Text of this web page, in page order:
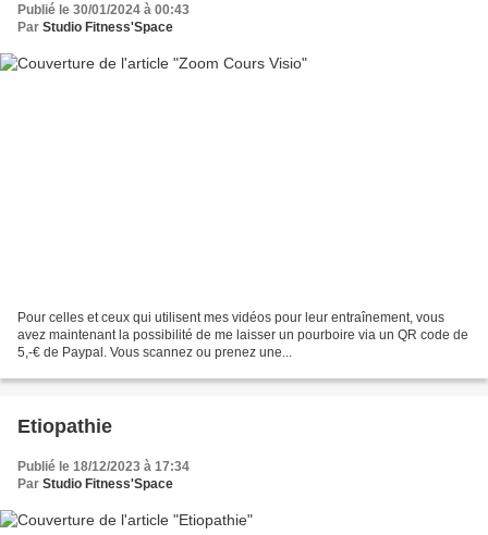
Publié le 30/01/2024 à 00:43
Par Studio Fitness'Space
Pour celles et ceux qui utilisent mes vidéos pour leur entraînement, vous
avez maintenant la possibilité de me laisser un pourboire via un QR code de
5,-€ de Paypal. Vous scannez ou prenez une...
Etiopathie
Publié le 18/12/2023 à 17:34
Par Studio Fitness'Space